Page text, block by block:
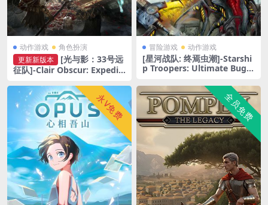
动作游戏 角色扮演
更新新版本
[光与影：33号远
征队]-Clair Obscur: Expediti
17
冒险游戏 动作游戏
[星河战队: 终焉虫潮]-Starshi
p Troopers: Ultimate Bug
永V免费 全员免费